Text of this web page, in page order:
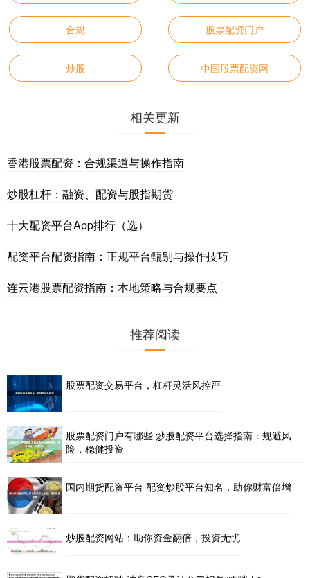
合规 股票配资门户
炒股 中国股票配资网
相关更新
香港股票配资：合规渠道与操作指南
炒股杠杆：融资、配资与股指期货
十大配资平台App排行（选）
配资平台配资指南：正规平台甄别与操作技巧
连云港股票配资指南：本地策略与合规要点
推荐阅读
股票配资交易平台，杠杆灵活风控严
股票配资门户有哪些 炒股配资平台选择指南：规避风
险，稳健投资
国内期货配资平台 配资炒股平台知名，助你财富倍增
炒股配资网站：助你资金翻倍，投资无忧